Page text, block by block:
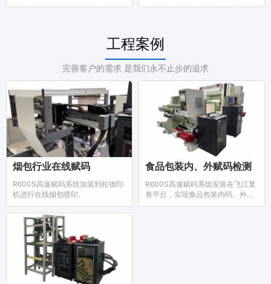
到位，可减少印厂资金投入，简化
读包装袋内码、外码，可码对码，
工程案例
完善客户的需求 是我们永不止步的追求
烟包行业在线赋码
R600S高速赋码系统加装到松德印
机进行在线烟包喷印。
食品包装内、外赋码检测
R600S高速赋码系统安装在飞江复
卷平台，实现食品包装内码、外码
喷印并检测对比。